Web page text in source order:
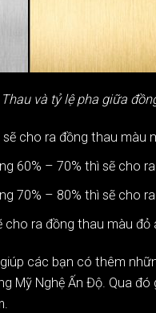
và tỷ lệ pha giữa
sẽ cho ra đồng thau màu
60% – 70% thì sẽ cho
70% – 80% thì sẽ cho
cho ra đồng thau màu đỏ
các bạn có thêm
Mỹ Nghệ Ấn Độ. Qua